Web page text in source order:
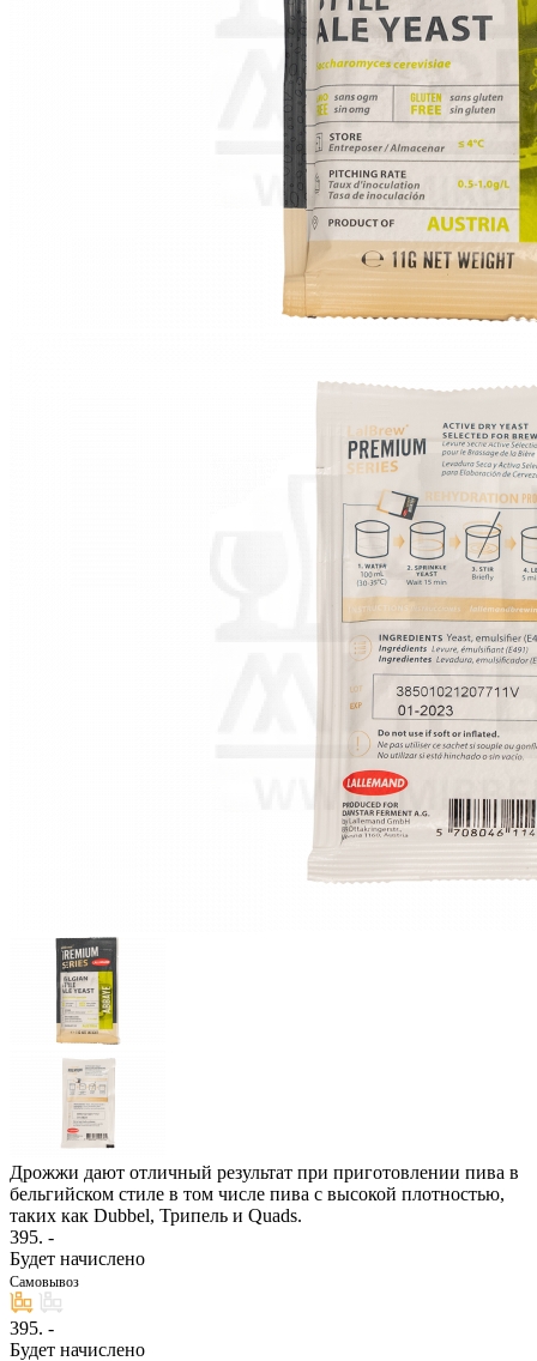
Дрожжи дают отличный результат при приготовлении пива в
бельгийском стиле в том числе пива с высокой плотностью,
таких как Dubbel, Трипель и Quads.
395. -
Будет начислено
Самовывоз
395. -
Будет начислено